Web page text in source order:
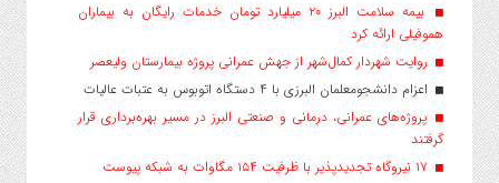
بیمه سلامت البرز ۲۰ میلیارد تومان خدمات رایگان به بیماران
هموفیلی ارائه کرد
روایت شهردار کمال‌شهر از جهش عمرانی پروژه بیمارستان ولیعصر
اعزام دانشجو‌معلمان البرزی با ۴ دستگاه اتوبوس به عتبات عالیات
پروژه‌های عمرانی، درمانی و صنعتی البرز در مسیر بهره‌برداری قرار
گرفتند